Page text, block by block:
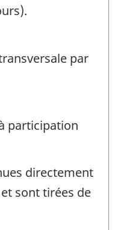
par
participation
directement
sont tirées de